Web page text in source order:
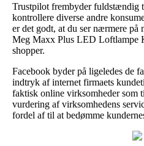
Trustpilot frembyder fuldstændig
kontrollere diverse andre
er det godt, at du ser nærmere på
Meg Maxx Plus LED Loftlampe
shopper.
Facebook byder på ligeledes de
indtryk af internet firmaets
faktisk online virksomheder som
vurdering af virksomhedens
fordel af til at bedømme